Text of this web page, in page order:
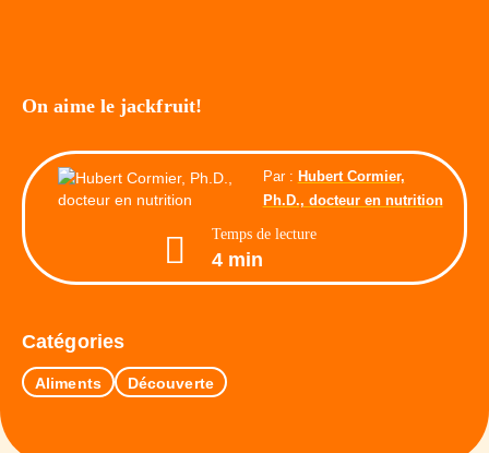
On aime le jackfruit!
Par : Hubert Cormier,
Ph.D., docteur en nutrition
Temps de lecture
4 min
Catégories
Aliments Découverte